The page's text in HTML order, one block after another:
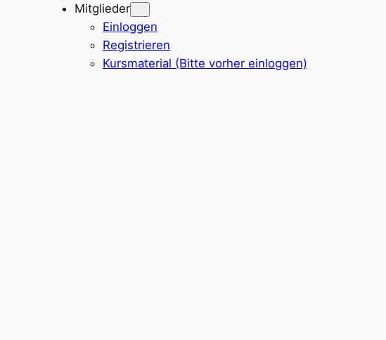
Mitglieder
Einloggen
Registrieren
Kursmaterial (Bitte vorher einloggen)